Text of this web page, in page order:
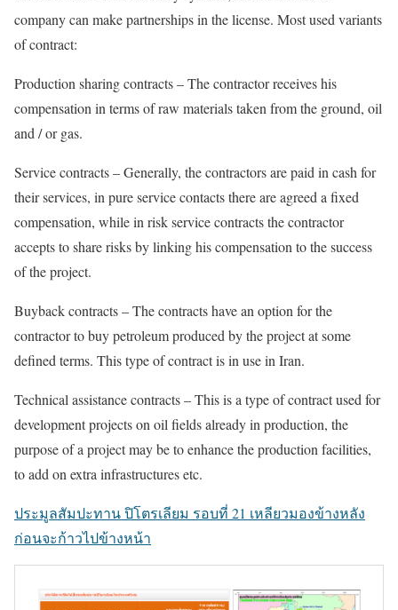
company can make partnerships in the license. Most used variants
of contract:
Production sharing contracts – The contractor receives his
compensation in terms of raw materials taken from the ground, oil
and / or gas.
Service contracts – Generally, the contractors are paid in cash for
their services, in pure service contacts there are agreed a fixed
compensation, while in risk service contracts the contractor
accepts to share risks by linking his compensation to the success
of the project.
Buyback contracts – The contracts have an option for the
contractor to buy petroleum produced by the project at some
defined terms. This type of contract is in use in Iran.
Technical assistance contracts – This is a type of contract used for
development projects on oil fields already in production, the
purpose of a project may be to enhance the production facilities,
to add on extra infrastructures etc.
ประมูลสัมปะทาน ปิโตรเลียม รอบที่ 21 เหลียวมองข้างหลัง
ก่อนจะก้าวไปข้างหน้า